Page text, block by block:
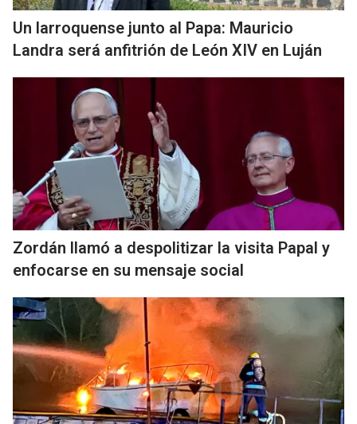
Un larroquense junto al Papa: Mauricio
Landra será anfitrión de León XIV en Luján
Zordán llamó a despolitizar la visita Papal y
enfocarse en su mensaje social